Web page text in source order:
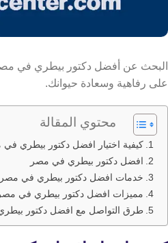
البحث عن أفضل دكتور بيطري في مصر
على رفاهية وسعادة حيوانك.
محتوي المقالة
كيفية اختيار افضل دكتور بيطري في
افضل دكتور بيطري في مصر
خدمات افضل دكتور بيطري في مصر
مميزات افضل دكتور بيطري في مصر
طرق التواصل مع افضل دكتور